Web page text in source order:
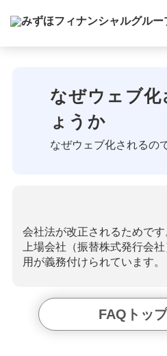
なぜウェブ化
ょうか
なぜウェブ化されるの
会社法が改正されるためです
上場会社（振替株式発行会
用が義務付けられています。
FAQトッ